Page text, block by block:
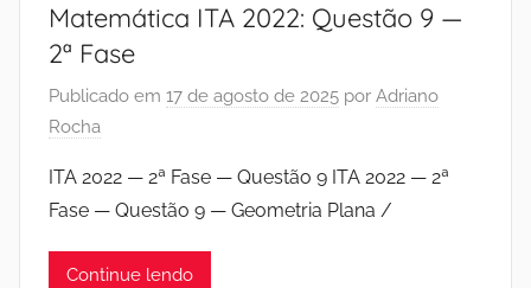
Matemática ITA 2022: Questão 9 —
2ª Fase
Publicado em 17 de agosto de 2025 por Adriano
Rocha
ITA 2022 — 2ª Fase — Questão 9 ITA 2022 — 2ª
Fase — Questão 9 — Geometria Plana /
Continue lendo